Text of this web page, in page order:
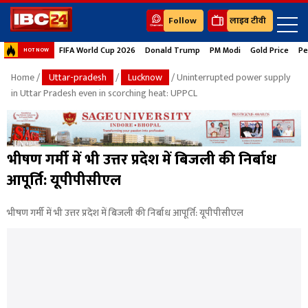
Follow लाइव टीवी
HOT NOW FIFA World Cup 2026 Donald Trump PM Modi Gold Price
Home/ Uttar-pradesh / Lucknow / Uninterrupted power supply
in Uttar Pradesh even in scorching heat: UPPCL
भीषण गर्मी में भी उत्तर प्रदेश में बिजली की निर्बाध
आपूर्ति: यूपीपीसीएल
भीषण गर्मी में भी उत्तर प्रदेश में बिजली की निर्बाध आपूर्ति: यूपीपीसीएल